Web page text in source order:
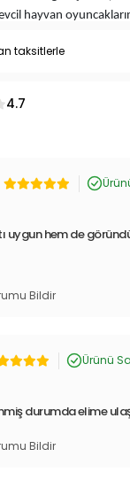
hayvan
sunmaktayız.
ve fonksiyonel
taksitlerle
4.7
uygun hem de
Bildir
Ürünü
durumda elime
Bildir